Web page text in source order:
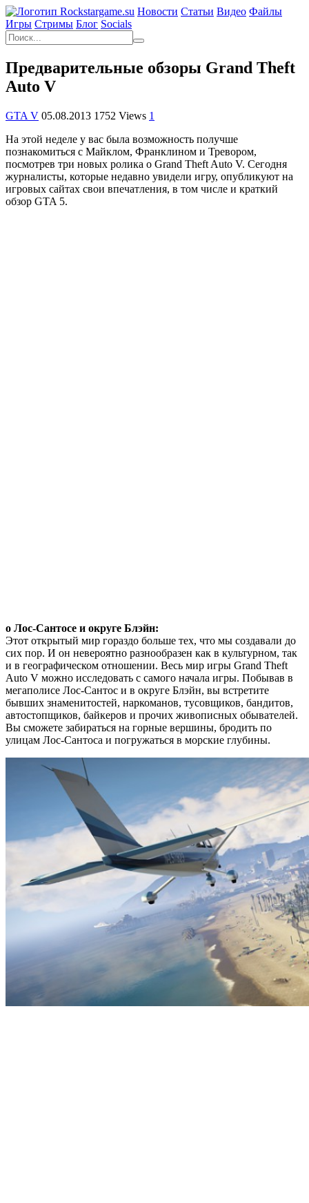
Новости Статьи Видео Файлы
Игры Cтримы Блог Socials
Предварительные обзоры Grand Theft
Auto V
GTA V 05.08.2013 1752 Views 1
На этой неделе у вас была возможность получше
познакомиться с Майклом, Франклином и Тревором,
посмотрев три новых ролика о Grand Theft Auto V. Сегодня
журналисты, которые недавно увидели игру, опубликуют на
игровых сайтах свои впечатления, в том числе и краткий
обзор GTA 5.
о Лос-Сантосе и округе Блэйн:
Этот открытый мир гораздо больше тех, что мы создавали до
сих пор. И он невероятно разнообразен как в культурном, так
и в географическом отношении. Весь мир игры Grand Theft
Auto V можно исследовать с самого начала игры. Побывав в
мегаполисе Лос-Сантос и в округе Блэйн, вы встретите
бывших знаменитостей, наркоманов, тусовщиков, бандитов,
автостопщиков, байкеров и прочих живописных обывателей.
Вы сможете забираться на горные вершины, бродить по
улицам Лос-Сантоса и погружаться в морские глубины.